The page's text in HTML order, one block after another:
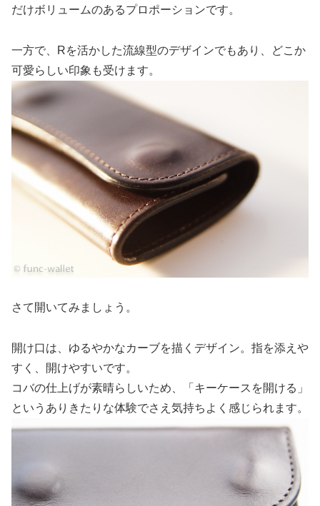
だけボリュームのあるプロポーションです。
一方で、Rを活かした流線型のデザインでもあり、どこか
可愛らしい印象も受けます。
さて開いてみましょう。
開け口は、ゆるやかなカーブを描くデザイン。指を添えや
すく、開けやすいです。
コバの仕上げが素晴らしいため、「キーケースを開ける」
というありきたりな体験でさえ気持ちよく感じられます。